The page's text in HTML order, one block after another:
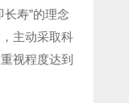
寿”的理念
主动采取科
视程度达到